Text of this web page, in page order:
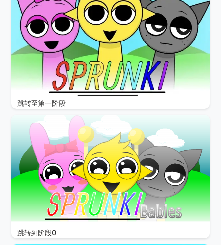
跳转至第一阶段
跳转到阶段0